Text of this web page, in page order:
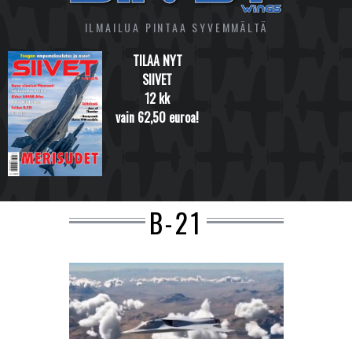
ILMAILUA PINTAA SYVEMMÄLTÄ
TILAA NYT
SIIVET
12 kk
vain 62,50 euroa!
B-21